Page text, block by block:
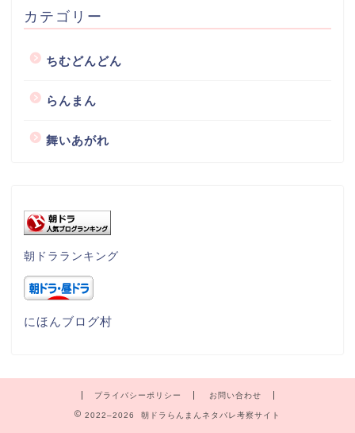
カテゴリー
ちむどんどん
らんまん
舞いあがれ
朝ドラランキング
にほんブログ村
プライバシーポリシー お問い合わせ
2022–2026 朝ドラらんまんネタバレ考察サイト